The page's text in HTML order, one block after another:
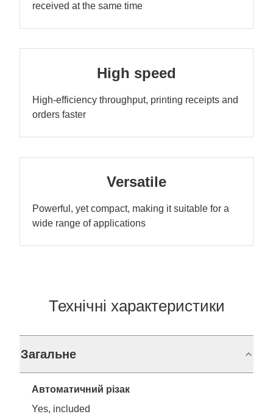
received at the same time
High speed
High-efficiency throughput, printing receipts and
orders faster
Versatile
Powerful, yet compact, making it suitable for a
wide range of applications
Технічні характеристики
Загальне
Автоматичний різак
Yes, included